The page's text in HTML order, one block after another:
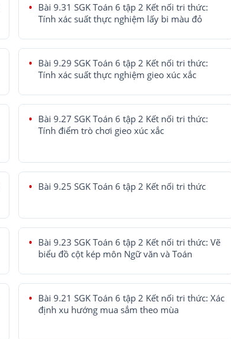
Bài 9.31 SGK Toán 6 tập 2 Kết nối tri thức:
Tính xác suất thực nghiệm lấy bi màu đỏ
Bài 9.29 SGK Toán 6 tập 2 Kết nối tri thức:
Tính xác suất thực nghiệm gieo xúc xắc
Bài 9.27 SGK Toán 6 tập 2 Kết nối tri thức:
Tính điểm trò chơi gieo xúc xắc
Bài 9.25 SGK Toán 6 tập 2 Kết nối tri thức
Bài 9.23 SGK Toán 6 tập 2 Kết nối tri thức: Vẽ
biểu đồ cột kép môn Ngữ văn và Toán
Bài 9.21 SGK Toán 6 tập 2 Kết nối tri thức: Xác
định xu hướng mua sắm theo mùa